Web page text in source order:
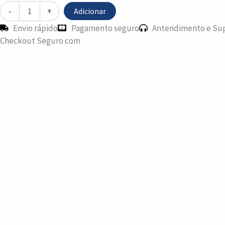
- + Adicionar
Envio rápido Pagamento seguro
Antendimento e
Checkout Seguro com